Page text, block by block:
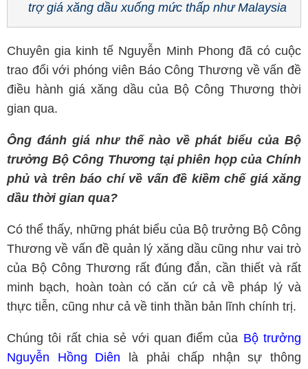
trợ giá xăng dầu xuống mức thấp như Malaysia
Chuyên gia kinh tế Nguyễn Minh Phong đã có cuộc
trao đổi với phóng viên Báo Công Thương về vấn đề
điều hành giá xăng dầu của Bộ Công Thương thời
gian qua.
Ông đánh giá như thế nào về phát biểu của Bộ
trưởng Bộ Công Thương tại phiên họp của Chính
phủ và trên báo chí về vấn đề kiềm chế giá xăng
dầu thời gian qua?
Có thể thấy, những phát biểu của Bộ trưởng Bộ Công
Thương về vấn đề quản lý xăng dầu cũng như vai trò
của Bộ Công Thương rất đúng đắn, cần thiết và rất
minh bạch, hoàn toàn có căn cứ cả về pháp lý và
thực tiễn, cũng như cả về tinh thần bản lĩnh chính trị.
Chúng tôi rất chia sẻ với quan điểm của Bộ trưởng
Nguyễn Hồng Diên là phải chấp nhận sự thông